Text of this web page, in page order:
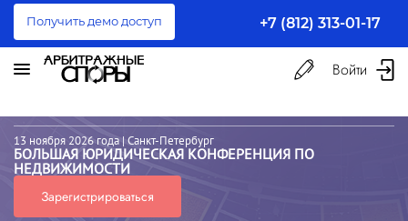
Получить демо доступ +7 (812) 313-01-17
Войти
13 ноября 2026 года | Санкт-Петербург
БОЛЬШАЯ ЮРИДИЧЕСКАЯ КОНФЕРЕНЦИЯ ПО
НЕДВИЖИМОСТИ
Зарегистрироваться